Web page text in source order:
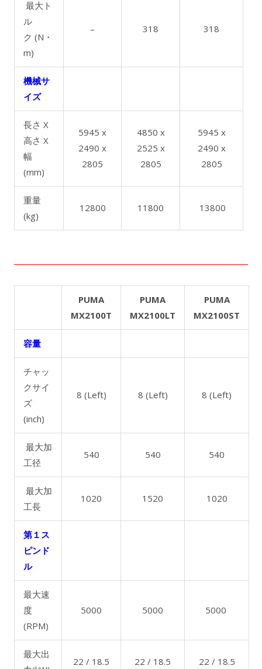
最大ト
ル
ク (N・
m)
– 318 318
機械サ
イズ
長さ X
高さ X
幅
(mm)
5945 x
2490 x
2805
4850 x
2525 x
2805
5945 x
2490 x
2805
重量
(kg)
12800 11800 13800
PUMA
MX2100T
PUMA
MX2100LT
PUMA
MX2100ST
容量
チャッ
クサイ
ズ
(inch)
8 (Left) 8 (Left) 8 (Left)
最大加
工径
540 540 540
最大加
工長
1020 1520 1020
第１ス
ピンド
ル
最大速
度
(RPM)
5000 5000 5000
最大出
22 / 18.5 22 / 18.5 22 / 18.5